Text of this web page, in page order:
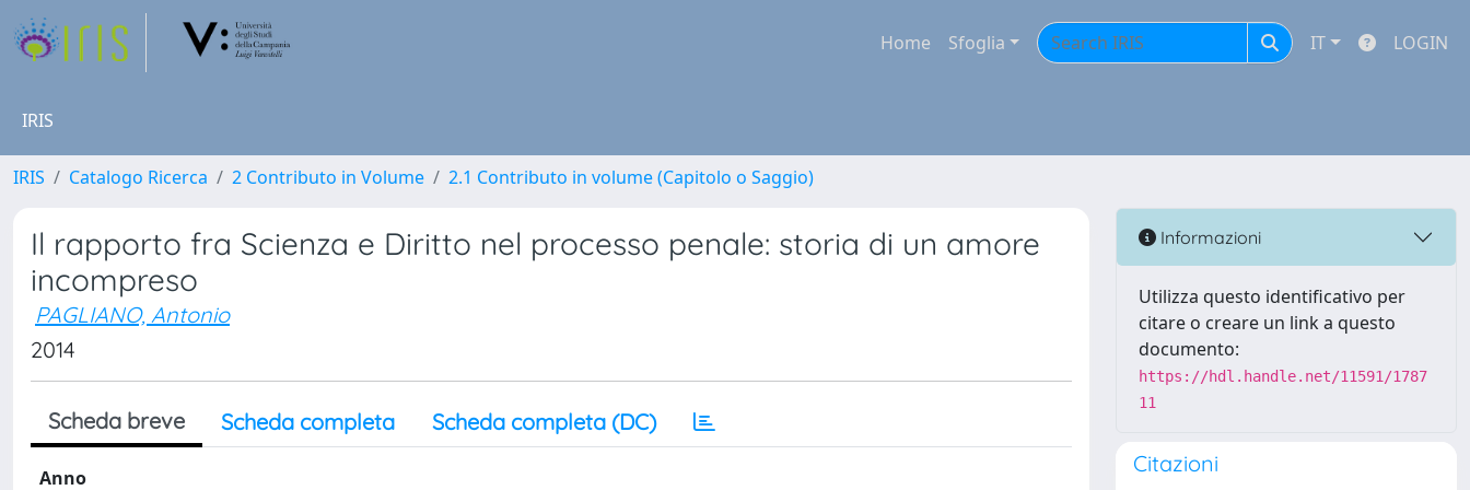
Home Sfoglia IT LOGIN
IRIS
IRIS Catalogo Ricerca 2 Contributo in Volume 2.1 Contributo in volume (Capitolo o Saggio)
Il rapporto fra Scienza e Diritto nel processo penale: storia di un amore
incompreso
PAGLIANO, Antonio
2014
Scheda breve Scheda completa Scheda completa (DC)
Anno
Informazioni
Utilizza questo identificativo per
citare o creare un link a questo
documento:
https://hdl.handle.net/11591/1787
11
Citazioni